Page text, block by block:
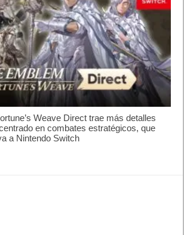
Weave Direct trae más detalles
en combates estratégicos, que
a Nintendo Switch